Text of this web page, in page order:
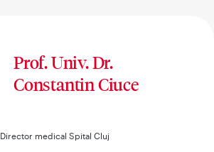
Prof. Univ. Dr.
Constantin Ciuce
Director medical Spital Cluj